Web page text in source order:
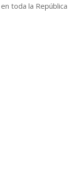
toda la República